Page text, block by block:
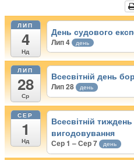
ЛИП
4
Нд
День судового
Лип 4 день
ЛИП
28
Ср
Всесвітній день
Лип 28 день
СЕР
1
Нд
Всесвітній
вигодовування
Сер 1 – Сер 7 день